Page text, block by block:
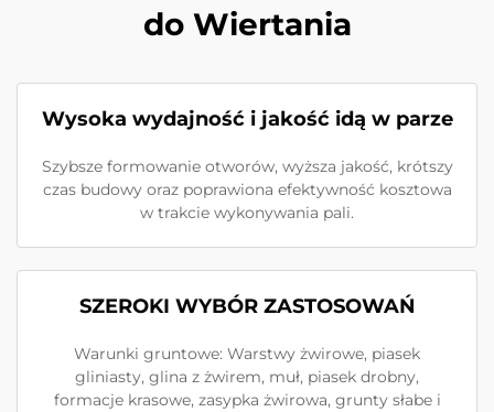
do Wiertania
Wysoka wydajność i jakość idą w parze
Szybsze formowanie otworów, wyższa jakość, krótszy
czas budowy oraz poprawiona efektywność kosztowa
w trakcie wykonywania pali.
SZEROKI WYBÓR ZASTOSOWAŃ
Warunki gruntowe: Warstwy żwirowe, piasek
gliniasty, glina z żwirem, muł, piasek drobny,
formacje krasowe, zasypka żwirowa, grunty słabe i